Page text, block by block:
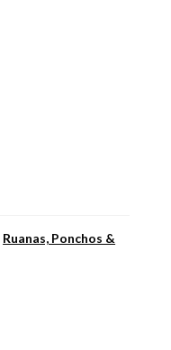
Ruanas, Ponchos &